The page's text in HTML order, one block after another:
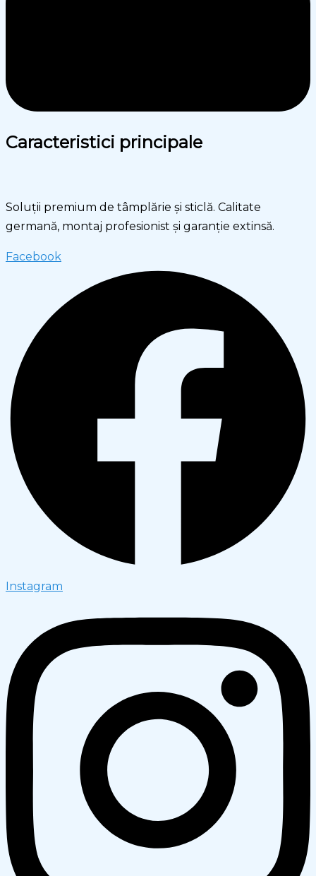
Caracteristici principale
Soluții premium de tâmplărie și sticlă. Calitate
germană, montaj profesionist și garanție extinsă.
Facebook
Instagram